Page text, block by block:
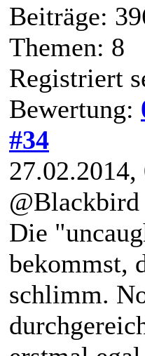
Beiträge:
Themen: 8
Registriert
Bewertung:
#34
27.02.2014,
@Blackbird
Die
bekommst,
schlimm.